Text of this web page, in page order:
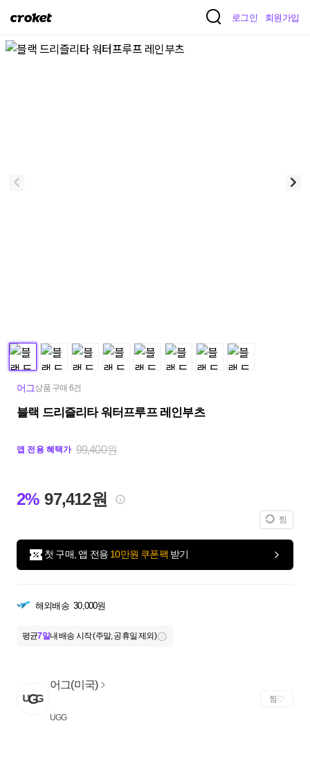
크
켓
로그인 회원가입
어그상품 구매 6건
블랙 드리즐리타 워터프루프 레인부츠
앱 전용 혜택가 99,400원
2% 97,412원
찜
첫 구매, 앱 전용 10만원 쿠폰팩 받기
해외배송 30,000원
평균7일내 배송 시작 (주말, 공휴일 제외)
어그(미국)
UGG
찜